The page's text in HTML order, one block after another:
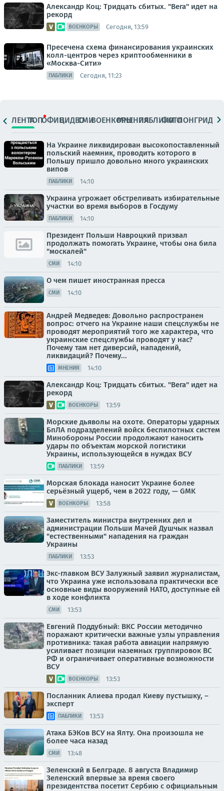
Александр Коц: Тридцать сбитых. "Вега" идет на
рекорд
ВОЕНКОРЫ Сегодня, 13:59
Пресечена схема финансирования украинских
колл-центров через криптообменники в
«Москва-Сити»
ПАБЛИКИ Сегодня, 11:23
ЛЕНТАТОПОФИЦ.ВИДЕОСМИВОЕНКОРЫМНЕНИЯПАБЛИКИ
ФОТОЛОНГРИДЫ
На Украине ликвидирован высокопоставленный
польский наемник, проводить которого в
Польшу пришло довольно много украинских
випов
ПАБЛИКИ 14:10
Украина угрожает обстреливать избирательные
участки во время выборов в Госдуму
ПАБЛИКИ 14:10
Президент Польши Навроцкий призвал
продолжать помогать Украине, чтобы она била
"москалей"
СМИ 14:10
О чем пишет иностранная пресса
СМИ 14:10
Андрей Медведев: Довольно распространен
вопрос: отчего на Украине наши спецслужбы не
проводят мероприятий того же характера, что
украинские спецслужбы проводят у нас?
Почему там нет диверсий, нападений,
ликвидаций? Почему...
МНЕНИЯ 14:10
Александр Коц: Тридцать сбитых. "Вега" идет на
рекорд
ВОЕНКОРЫ 13:59
Морские дьяволы на охоте. Операторы ударных
БпЛА подразделений войск беспилотных систем
Минобороны России продолжают наносить
удары по объектам морской логистики
Украины, использующейся в нуждах ВСУ
ПАБЛИКИ 13:59
Морская блокада наносит Украине более
серьёзный ущерб, чем в 2022 году, — GMK
ВОЕНКОРЫ 13:58
Заместитель министра внутренних дел и
администрации Польши Мачей Душчык назвал
"естественными" нападения на граждан
Украины
ПАБЛИКИ 13:53
Экс-главком ВСУ Залужный заявил журналистам,
что Украина уже использовала практически все
основные виды вооружений НАТО, доступные ей
в ходе конфликта
СМИ 13:53
Евгений Поддубный: ВКС России методично
поражают критически важные узлы управления
противника: такая работа авиации напрямую
усиливает позиции наземных группировок ВС
РФ и ограничивает оперативные возможности
ВСУ
ВОЕНКОРЫ 13:53
Посланник Алиева продал Киеву пустышку, –
эксперт
ПАБЛИКИ 13:53
Атака БЭКов ВСУ на Ялту. Она произошла не
более часа назад
СМИ 13:48
Зеленский в Белграде. 8 августа Владимир
Зеленский впервые за время своего
президентства посетит Сербию с официальным